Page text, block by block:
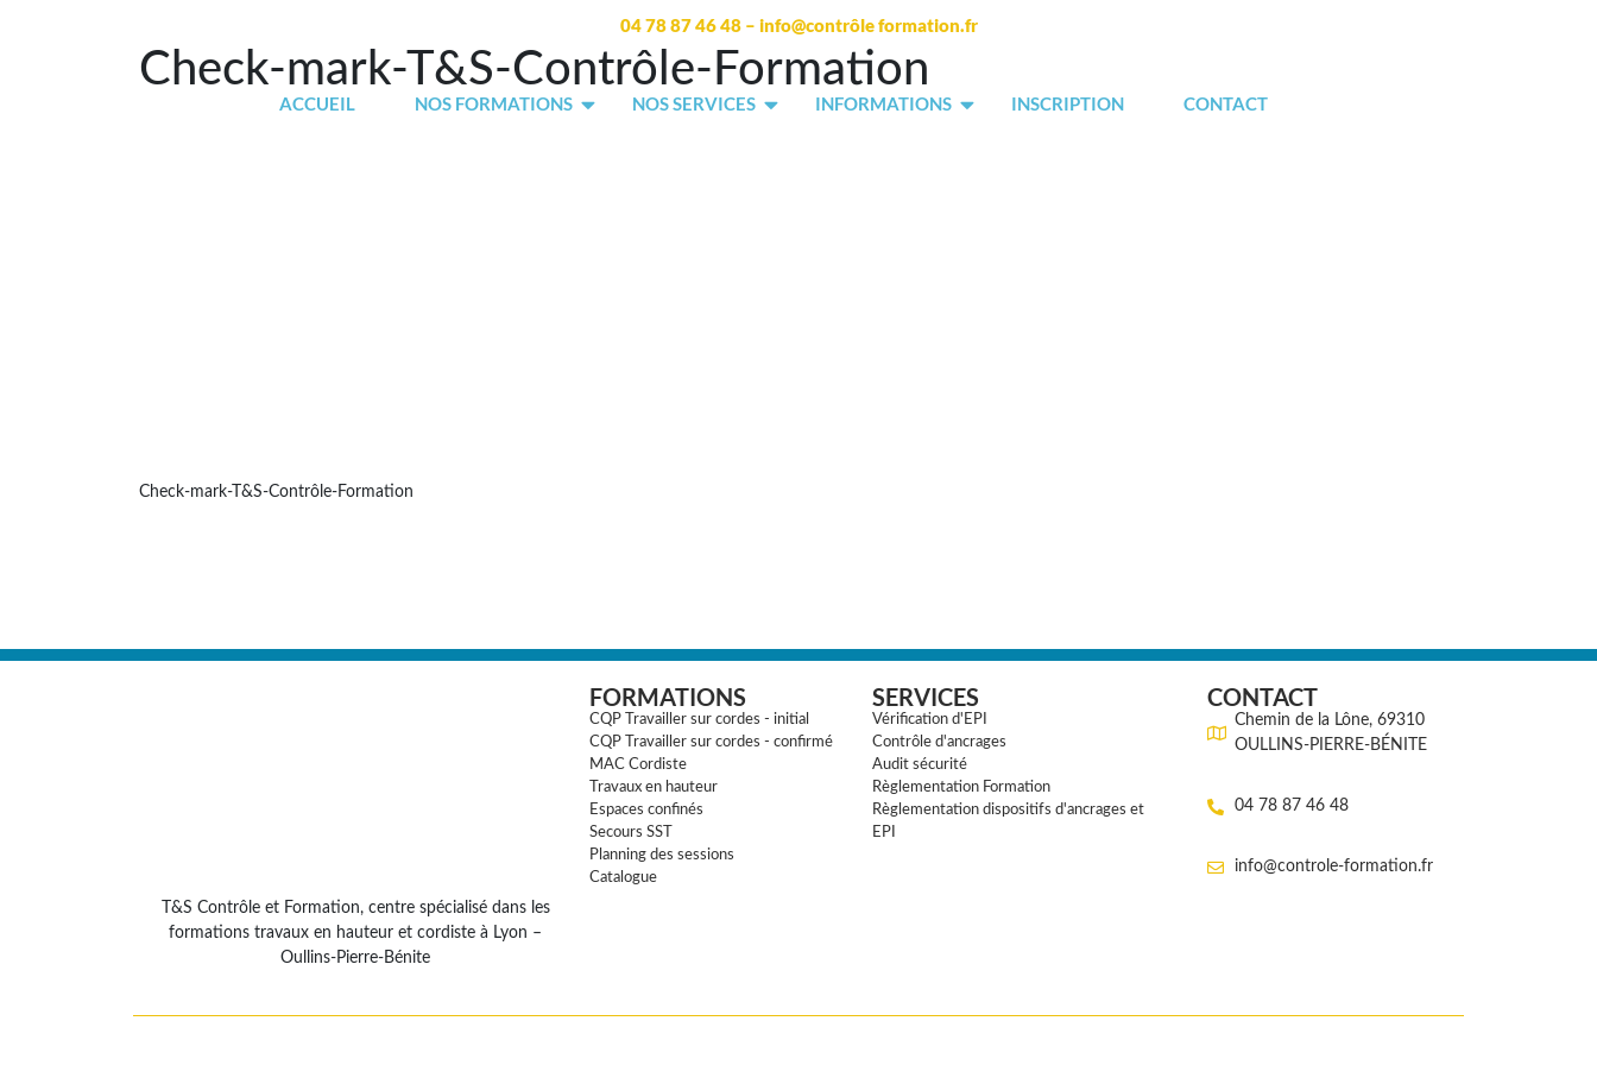
04 78 87 46 48 – info@contrôle formation.fr
ACCUEIL NOS FORMATIONS NOS SERVICES INFORMATIONS INSCRIPTION CONTACT
Check-mark-T&S-Contrôle-Formation
Check-mark-T&S-Contrôle-Formation
T&S Contrôle et Formation, centre spécialisé dans les
formations travaux en hauteur et cordiste à Lyon –
Oullins-Pierre-Bénite
FORMATIONS
CQP Travailler sur cordes - initial
CQP Travailler sur cordes - confirmé
MAC Cordiste
Travaux en hauteur
Espaces confinés
Secours SST
Planning des sessions
Catalogue
SERVICES
Vérification d'EPI
Contrôle d'ancrages
Audit sécurité
Règlementation Formation
Règlementation dispositifs d'ancrages et
EPI
CONTACT
Chemin de la Lône, 69310
OULLINS-PIERRE-BÉNITE
04 78 87 46 48
info@controle-formation.fr